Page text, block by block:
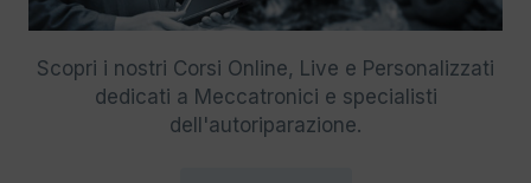
Scopri i nostri Corsi Online, Live e Personalizzati
dedicati a Meccatronici e specialisti
dell'autoriparazione.